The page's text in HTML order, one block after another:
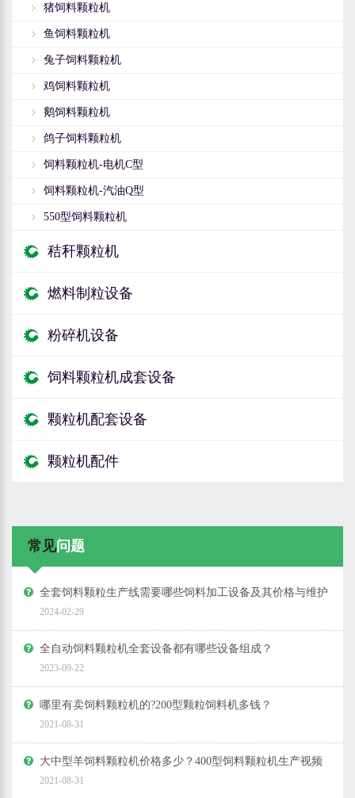
猪饲料颗粒机
鱼饲料颗粒机
兔子饲料颗粒机
鸡饲料颗粒机
鹅饲料颗粒机
鸽子饲料颗粒机
饲料颗粒机-电机C型
饲料颗粒机-汽油Q型
550型饲料颗粒机
秸秆颗粒机
燃料制粒设备
粉碎机设备
饲料颗粒机成套设备
颗粒机配套设备
颗粒机配件
常见问题
全套饲料颗粒生产线需要哪些饲料加工设备及其价格与维护
2024-02-29
全自动饲料颗粒机全套设备都有哪些设备组成？
2023-09-22
哪里有卖饲料颗粒机的?200型颗粒饲料机多钱？
2021-08-31
大中型羊饲料颗粒机价格多少？400型饲料颗粒机生产视频
2021-08-31